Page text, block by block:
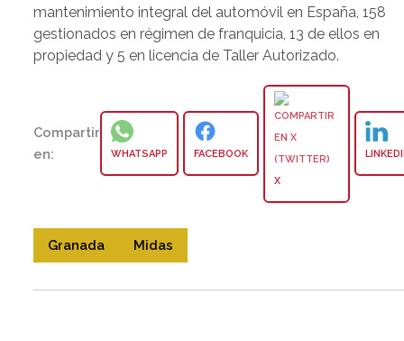
mantenimiento integral del automóvil en España, 158
gestionados en régimen de franquicia, 13 de ellos en
propiedad y 5 en licencia de Taller Autorizado.
Compartir
en:
WHATSAPP FACEBOOK
X
Granada Midas